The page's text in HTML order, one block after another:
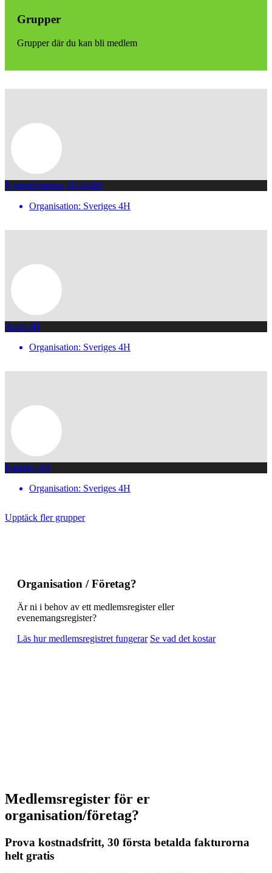
Grupper
Grupper där du kan bli medlem
Naturhjältarnas 4H-klubb
Organisation: Sveriges 4H
Aspö 4H
Organisation: Sveriges 4H
Parakka 4H
Organisation: Sveriges 4H
Upptäck fler grupper
Organisation / Företag?
Är ni i behov av ett medlemsregister eller
evenemangsregister?
Läs hur medlemsregistret fungerar Se vad det kostar
Medlemsregister för er
organisation/företag?
Prova kostnadsfritt, 30 första betalda fakturorna
helt gratis